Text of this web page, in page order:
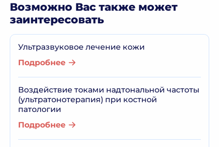
Возможно Вас также может
заинтересовать
Ультразвуковое лечение кожи
Подробнее
Воздействие токами надтональной частоты
(ультратонотерапия) при костной
патологии
Подробнее